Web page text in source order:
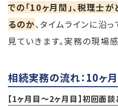
での「10ヶ月間」、税理士
るのか、タイムラインに沿
見ていきます。実務の現場
相続実務の流れ：10ヶ
【1ヶ月目〜2ヶ月目】初回面